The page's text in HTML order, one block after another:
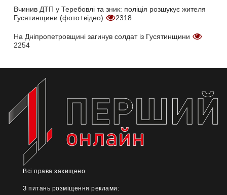
Вчинив ДТП у Теребовлі та зник: поліція розшукує жителя
Гусятинщини (фото+відео)
2318
На Дніпропетровщині загинув солдат із Гусятинщини
2254
Всі права захищено
З питань розміщення реклами: